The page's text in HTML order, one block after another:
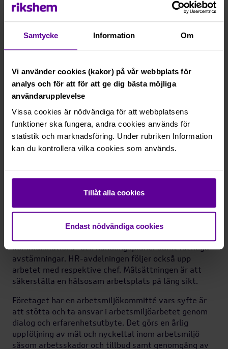
Samtycke Information Om
Vi använder cookies (kakor) på vår webbplats för
analys och för att för att ge dig bästa möjliga
användarupplevelse
Vissa cookies är nödvändiga för att webbplatsens
funktioner ska fungera, andra cookies används för
statistik och marknadsföring. Under rubriken Information
kan du kontrollera vilka cookies som används.
Tillåt alla cookies
Endast nödvändiga cookies
Stockholm, Uppsala och Västerås. På flera av våra
orter, bland annat i Uppsala, erbjuder vi ungdomar en
aktiv fritid genom GUPP.
Våra medarbetares hälsa och
välbefinnande
Våra medarbetares hälsa och välbefinnande handlar
för alla medarbetare på Rikshem. Tillsammans
arbetar vi systematiskt med vår arbetsmiljö för en
hållbar och säker arbetsplats.
standard avseende arbetsmiljö arbetar bolaget efter
en arbetsmiljöpolicy och rutinbeskrivningar. Denna
systematik finns på plats för att undvika faror och
gällande arbetsmiljö, exempelvis Arbetsmiljölagen
och interna riktlinjer. Arbetsmiljöarbetet säkerställs
kommunikations- och handlingsplaner samt fackliga
avstämningar. HR-avdelningen följer också upp
arbetet med respektive chef. Målsättningen är att
säkerställa en hälsosam arbetsplats på lång sikt.
Företaget har en arbetsmiljökommitté vars syfte är
att stötta och ta ansvar i arbetsmiljöarbetet genom
dialog och erfarenhetsutbyte. Det görs en årlig
uppföljning av mål och nyckeltal inom arbetsmiljö
såsom arbetsskador och tillbud samt genomgång av